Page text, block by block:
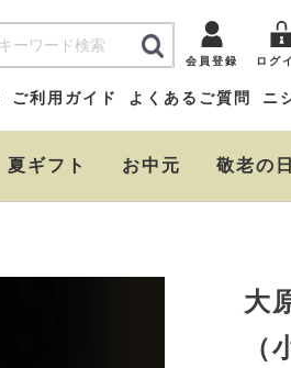
会員登録 ログ
ご利用ガイド よくあるご質問 ニ
夏ギフト お中元 敬老の
大
（